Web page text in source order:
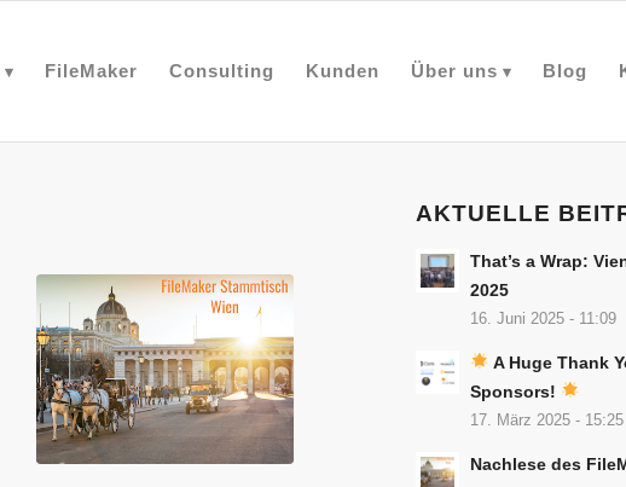
FileMaker Consulting Kunden Über uns Blog
AKTUELLE
That’s a Wrap:
2025
16. Juni 2025 - 11:09
A Huge Thank
Sponsors!
17. März 2025 - 15:25
Nachlese des